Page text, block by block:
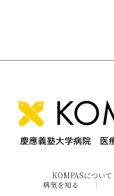
KOMPASについて
病気を知る